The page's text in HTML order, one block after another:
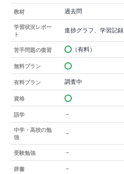
教材 過去問
学習状況レポー
ト
進捗グラフ、学習記録
苦手問題の復習 （有料）
無料プラン
有料プラン 調査中
資格
語学 －
中学・高校の勉
強
－
受験勉強 －
辞書 －